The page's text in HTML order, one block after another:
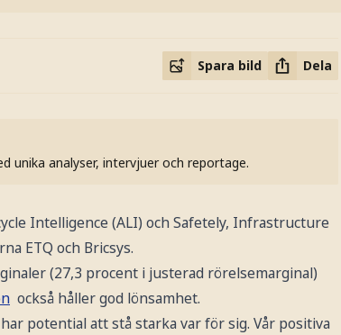
Spara bild Dela
unika analyser, intervjuer och reportage.
Intelligence (ALI) och Safetely, Infrastructure
ETQ och Bricsys.
(27,3 procent i justerad rörelsemarginal)
också håller god lönsamhet.
potential att stå starka var för sig. Vår positiva